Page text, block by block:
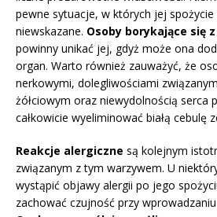
pewne sytuacje, w których jej
niewskazane. Osoby borykające się
powinny unikać jej, gdyż może ona
organ. Warto również zauważyć, że
nerkowymi, dolegliwościami
żółciowym oraz niewydolnością serca
całkowicie wyeliminować białą cebulę
Reakcje alergiczne są kolejnym
związanym z tym warzywem. U
wystąpić objawy alergii po jego
zachować czujność przy